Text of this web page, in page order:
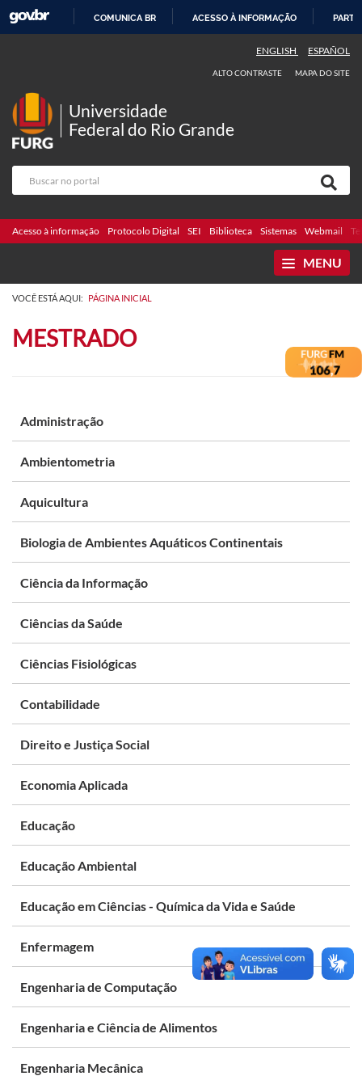
COMUNICA BR ACESSO À INFORMAÇÃO
ENGLISH ESPAÑOL
ALTO CONTRASTE MAPA DO SITE
Universidade
Federal do Rio Grande
Acesso à informação Protocolo Digital SEI Biblioteca Sistemas Webmail
MENU
VOCÊ ESTÁ AQUI: PÁGINA INICIAL
MESTRADO
Administração
Ambientometria
Aquicultura
Biologia de Ambientes Aquáticos Continentais
Ciência da Informação
Ciências da Saúde
Ciências Fisiológicas
Contabilidade
Direito e Justiça Social
Economia Aplicada
Educação
Educação Ambiental
Educação em Ciências - Química da Vida e Saúde
Enfermagem
Engenharia de Computação
Engenharia e Ciência de Alimentos
Engenharia Mecânica